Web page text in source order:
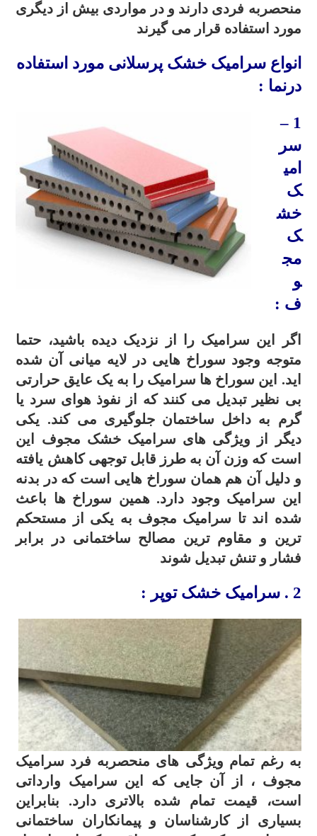
منحصربه فردی دارند و در مواردی بیش از دیگری
مورد استفاده قرار می گیرند
انواع سرامیک خشک پرسلانی مورد استفاده
درنما :
1 –
سر
امی
ک
خش
ک
مج
و
ف :
اگر این سرامیک را از نزدیک دیده باشید، حتما
متوجه وجود سوراخ هایی در لایه میانی آن شده
اید. این سوراخ ها سرامیک را به یک عایق حرارتی
بی نظیر تبدیل می کنند که از نفوذ هوای سرد یا
گرم به داخل ساختمان جلوگیری می کند. یکی
دیگر از ویژگی های سرامیک خشک مجوف این
است که وزن آن به طرز قابل توجهی کاهش یافته
و دلیل آن هم همان سوراخ هایی است که در بدنه
این سرامیک وجود دارد. همین سوراخ ها باعث
شده اند تا سرامیک مجوف به یکی از مستحکم
ترین و مقاوم ترین مصالح ساختمانی در برابر
فشار و تنش تبدیل شوند
2 . سرامیک خشک توپر :
به رغم تمام ویژگی های منحصربه فرد سرامیک
مجوف ، از آن جایی که این سرامیک وارداتی
است، قیمت تمام شده بالاتری دارد. بنابراین
بسیاری از کارشناسان و پیمانکاران ساختمانی